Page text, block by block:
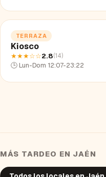
TERRAZA
Kiosco
★★★☆☆2.8(14)
🕒 Lun-Dom 12:07-23:22
MÁS TARDEO EN JAÉN